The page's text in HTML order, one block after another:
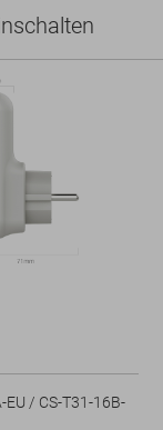
EU / CS-T31-16B-